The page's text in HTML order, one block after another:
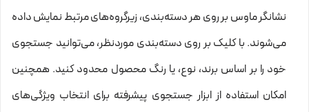
نشانگر ماوس بر روی هر دسته‌بندی، زیرگروه‌های مرتبط نمایش داده
می‌شوند. با کلیک بر روی دسته‌بندی موردنظر، می‌توانید جستجوی
خود را بر اساس برند، نوع، یا رنگ محصول محدود کنید. همچنین
امکان استفاده از ابزار جستجوی پیشرفته برای انتخاب ویژگی‌های